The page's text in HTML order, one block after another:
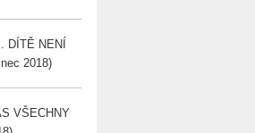
DÍTĚ NENÍ
2018)
VŠECHNY